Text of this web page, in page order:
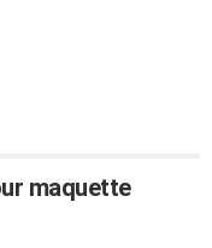
maquette